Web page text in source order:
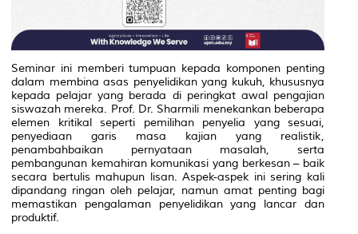
Seminar ini memberi tumpuan kepada komponen penting
dalam membina asas penyelidikan yang kukuh, khususnya
kepada pelajar yang berada di peringkat awal pengajian
siswazah mereka. Prof. Dr. Sharmili menekankan beberapa
elemen kritikal seperti pemilihan penyelia yang sesuai,
penyediaan garis masa kajian yang realistik,
penambahbaikan pernyataan masalah, serta
pembangunan kemahiran komunikasi yang berkesan – baik
secara bertulis mahupun lisan. Aspek-aspek ini sering kali
dipandang ringan oleh pelajar, namun amat penting bagi
memastikan pengalaman penyelidikan yang lancar dan
produktif.